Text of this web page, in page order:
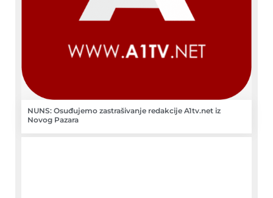
NUNS: Osuđujemo zastrašivanje redakcije A1tv.net iz
Novog Pazara